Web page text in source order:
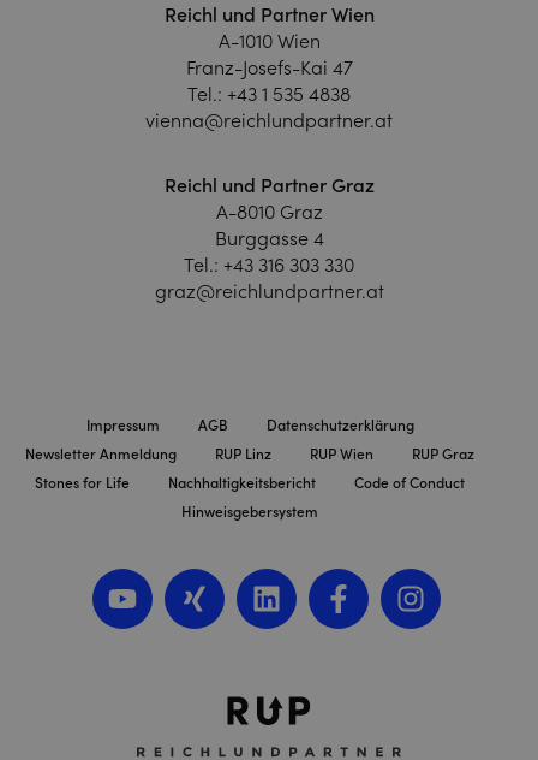
Reichl und Partner Wien
A-1010 Wien
Franz-Josefs-Kai 47
Tel.: +43 1 535 4838
vienna@reichlundpartner.at
Reichl und Partner Graz
A-8010 Graz
Burggasse 4
Tel.: +43 316 303 330
graz@reichlundpartner.at
Impressum AGB
Datenschutzerklärung
Newsletter Anmeldung
RUP Linz RUP Wien
RUP Graz
Stones for Life
Nachhaltigkeitsbericht
Code of Conduct
Hinweisgebersystem